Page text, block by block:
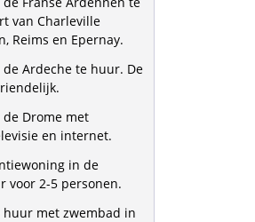
van Charleville
Reims en Epernay.
Ardeche te huur. De
Drome met
en internet.
in de
voor 2-5 personen.
huur met zwembad in